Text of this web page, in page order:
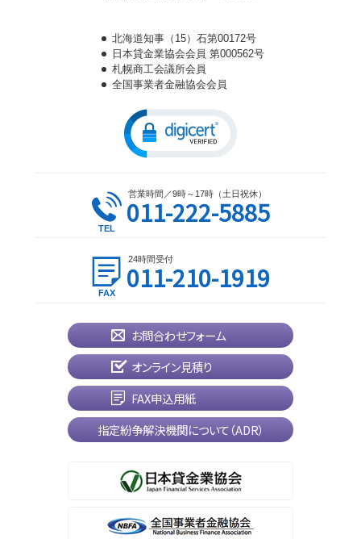
北海道知事（15）石第00172号
日本貸金業協会会員 第000562号
札幌商工会議所会員
全国事業者金融協会会員
営業時間／9時～17時（土日祝休）
011-222-5885
24時間受付
011-210-1919
お問合わせフォーム
オンライン見積り
FAX申込用紙
指定紛争解決機関について（ADR）